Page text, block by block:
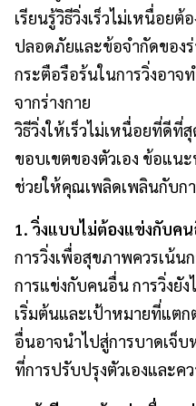
เรียนรู้วิธีวิ่งเร็วไม่เหนื่อย
ปลอดภัยและข้อจำกัดของร่
กระตือรือร้นในการวิ่งอา
จากร่างกาย
วิธีวิ่งให้เร็วไม่เหนื่อยที่ดีที่
ขอบเขตของตัวเอง ข้อแน
ช่วยให้คุณเพลิดเพลินกับก
1. วิ่งแบบไม่ต้องแข่งกับค
การวิ่งเพื่อสุขภาพควรเน้น
การแข่งกับคนอื่น การวิ่งยั
เริ่มต้นและเป้าหมายที่แต
อื่นอาจนำไปสู่การบาดเจ็
ที่การปรับปรุงตัวเองและค